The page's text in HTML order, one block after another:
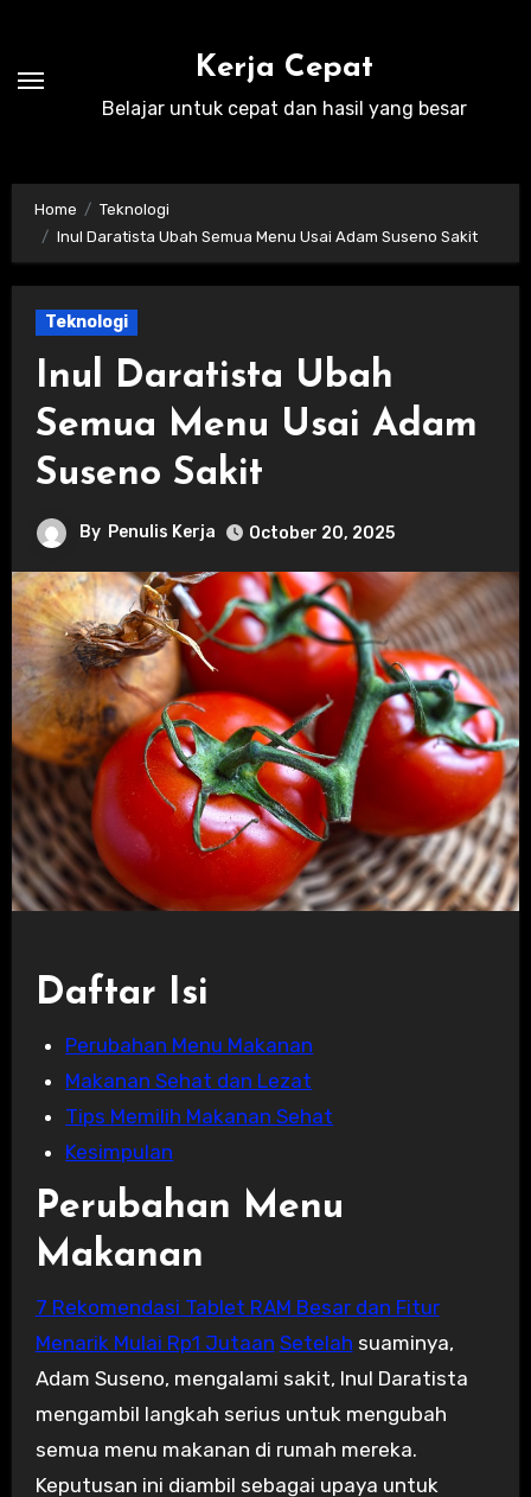
content
Kerja Cepat
Belajar untuk cepat dan hasil yang besar
Home
Teknologi
Inul Daratista Ubah Semua Menu Usai Adam Suseno Sakit
Teknologi
Inul Daratista Ubah
Semua Menu Usai Adam
Suseno Sakit
By Penulis Kerja October 20, 2025
Daftar Isi
Perubahan Menu Makanan
Makanan Sehat dan Lezat
Tips Memilih Makanan Sehat
Kesimpulan
Perubahan Menu
Makanan
7 Rekomendasi Tablet RAM Besar dan Fitur
Menarik Mulai Rp1 Jutaan Setelah suaminya,
Adam Suseno, mengalami sakit, Inul Daratista
mengambil langkah serius untuk mengubah
semua menu makanan di rumah mereka.
Keputusan ini diambil sebagai upaya untuk